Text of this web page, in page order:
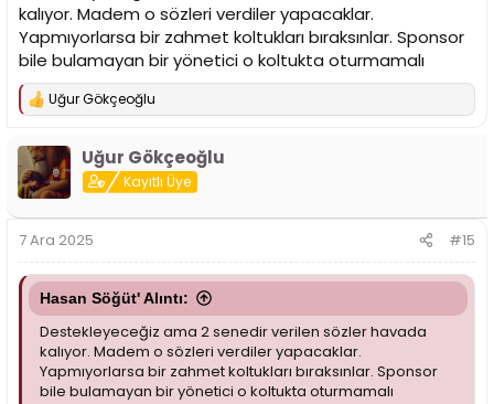
kalıyor. Madem o sözleri verdiler yapacaklar.
Yapmıyorlarsa bir zahmet koltukları bıraksınlar. Sponsor
bile bulamayan bir yönetici o koltukta oturmamalı
T
k
i
l
Uğur Gökçeoğlu
Uğur Gökçeoğlu
Kayıtlı Üye
7 Ara 2025 #15
Hasan Söğüt' Alıntı:
Destekleyeceğiz ama 2 senedir verilen sözler havada
kalıyor. Madem o sözleri verdiler yapacaklar.
Yapmıyorlarsa bir zahmet koltukları bıraksınlar. Sponsor
bile bulamayan bir yönetici o koltukta oturmamalı